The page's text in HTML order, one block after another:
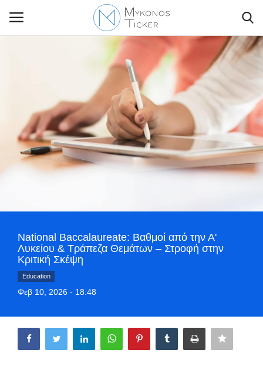
Politique
Business
World
Greece
Style Adorés
Arts & Culture
National Baccalaureate: Βαθμοί από την Α'
Λυκείου & Τράπεζα Θεμάτων – Στροφή στην
Κριτική Σκέψη
Education
Φεβ 10, 2026 - 18:48